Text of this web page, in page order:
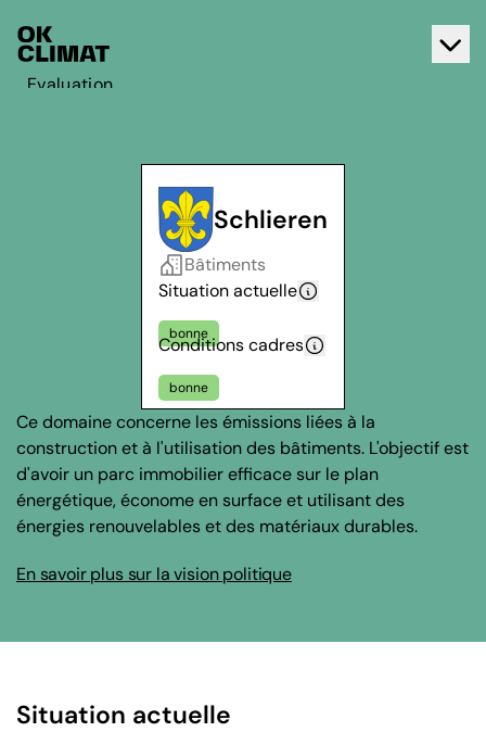
Evaluation
Schlieren
Bâtiments
Situation actuelle
bonne
Conditions cadres
bonne
Ce domaine concerne les émissions liées à la
construction et à l'utilisation des bâtiments. L'objectif est
d'avoir un parc immobilier efficace sur le plan
énergétique, économe en surface et utilisant des
énergies renouvelables et des matériaux durables.
En savoir plus sur la vision politique
Situation actuelle